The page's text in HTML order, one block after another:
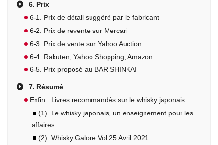
6. Prix
6-1. Prix de détail suggéré par le fabricant
6-2. Prix de revente sur Mercari
6-3. Prix de vente sur Yahoo Auction
6-4. Rakuten, Yahoo Shopping, Amazon
6-5. Prix proposé au BAR SHINKAI
7. Résumé
Enfin : Livres recommandés sur le whisky japonais
(1). Le whisky japonais, un enseignement pour les
affaires
(2). Whisky Galore Vol.25 Avril 2021